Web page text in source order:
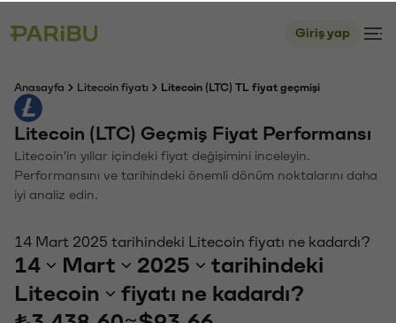
Giriş yap
Anasayfa Litecoin fiyatı Litecoin (LTC) TL fiyat geçmişi
Litecoin (LTC) Geçmiş Fiyat Performansı
Litecoin'in yıllar içindeki fiyat değişimini inceleyin.
Performansını ve tarihindeki önemli dönüm noktalarını daha
iyi analiz edin.
14 Mart 2025 tarihindeki Litecoin fiyatı ne kadardı?
14 Mart 2025
tarihindeki
Litecoin
fiyatı ne kadardı?